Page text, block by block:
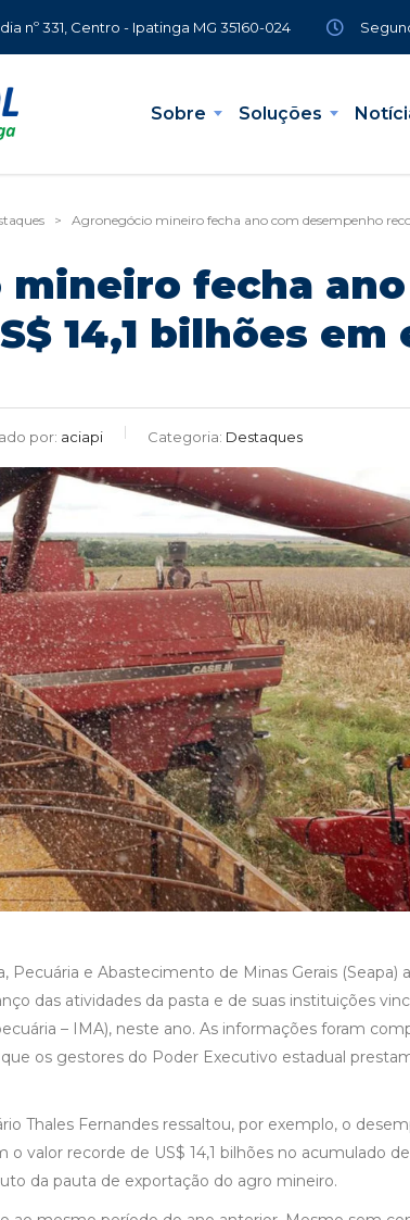
nº 331, Centro - Ipatinga MG 35160-024
Sobre Soluções
> Agronegócio mineiro fecha ano com desempenho
fecha
14,1 bilhões
por: aciapi Categoria: Destaques
Pecuária e Abastecimento de Minas Gerais (Seapa)
das atividades da pasta e de suas instituições
– IMA), neste ano. As informações foram
os gestores do Poder Executivo estadual
Thales Fernandes ressaltou, por exemplo, o
o valor recorde de US$ 14,1 bilhões no acumulado
da pauta de exportação do agro mineiro.